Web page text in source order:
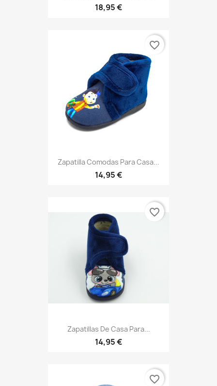
18,95 €
Zapatilla Comodas Para Casa...
14,95 €
favorite_border
Zapatillas De Casa Para...
14,95 €
favorite_border
favorite_border